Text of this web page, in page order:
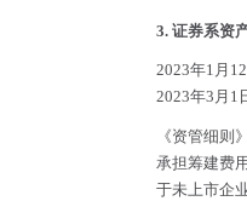
3. 证券系资
2023年1月
2023年3月1
《资管细则
承担筹建费
于未上市企